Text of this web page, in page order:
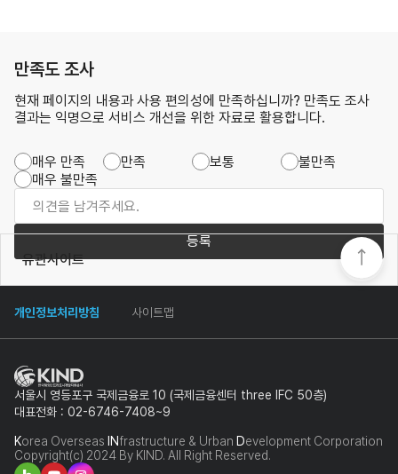
만족도 조사
현재 페이지의 내용과 사용 편의성에 만족하십니까? 만족도 조사
결과는 익명으로 서비스 개선을 위한 자료로 활용합니다.
매우 만족 만족 보통
불만족
매우 불만족
등록
개인정보처리방침 사이트맵
유관사이트
서울시 영등포구 국제금융로 10 (국제금융센터 three IFC 50층)
대표전화 : 02-6746-7408~9
Korea Overseas INfrastructure & Urban Development Corporation
Copyright(c) 2024 By KIND. All Right Reserved.